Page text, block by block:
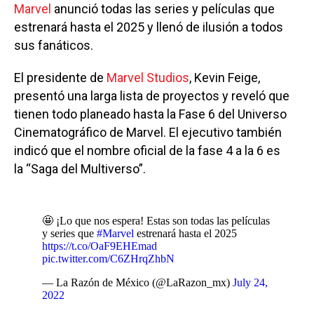
Marvel anunció todas las series y películas que
estrenará hasta el 2025 y llenó de ilusión a todos
sus fanáticos.
El presidente de Marvel Studios, Kevin Feige,
presentó una larga lista de proyectos y reveló que
tienen todo planeado hasta la Fase 6 del Universo
Cinematográfico de Marvel. El ejecutivo también
indicó que el nombre oficial de la fase 4 a la 6 es
la “Saga del Multiverso”.
🤩 ¡Lo que nos espera! Estas son todas las películas
y series que #Marvel estrenará hasta el 2025
https://t.co/OaF9EHEmad
pic.twitter.com/C6ZHrqZhbN
— La Razón de México (@LaRazon_mx) July 24,
2022